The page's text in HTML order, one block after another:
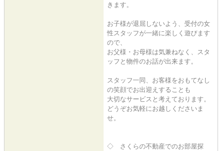
きます。
お子様が退屈しないよう、受付の女
性スタッフが一緒に楽しく遊びます
ので、
お父様・お母様は気兼ねなく、スタ
ッフと物件のお話が出来ます。
スタッフ一同、お客様をおもてなし
の笑顔でお出迎えすることも
大切なサービスと考えております。
どうぞお気軽にお越しくださいま
せ。
◇ さくらの不動産でのお部屋探